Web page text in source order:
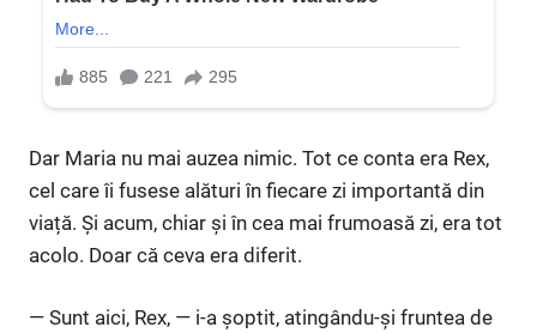
Dar Maria nu mai auzea nimic. Tot ce conta era Rex,
cel care îi fusese alături în fiecare zi importantă din
viață. Și acum, chiar și în cea mai frumoasă zi, era tot
acolo. Doar că ceva era diferit.
— Sunt aici, Rex, — i-a șoptit, atingându-și fruntea de